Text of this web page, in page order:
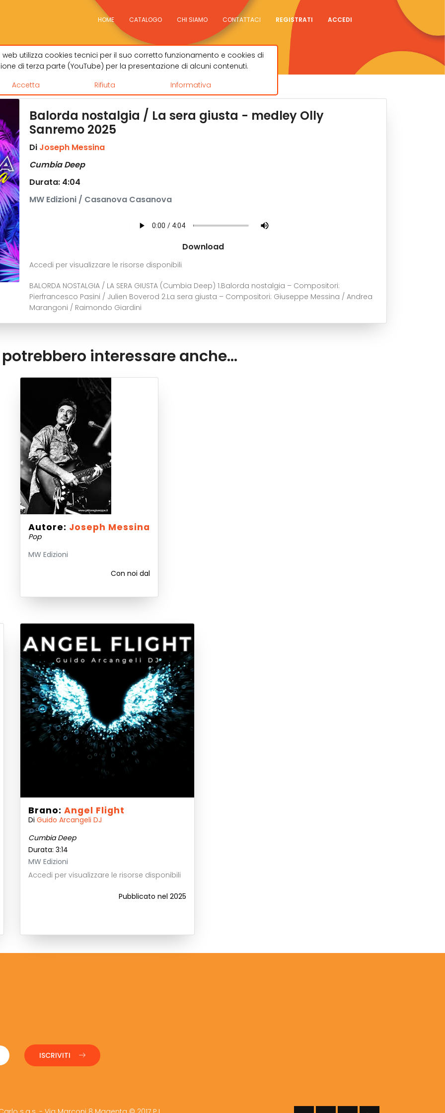
HOME CATALOGO CHI SIAMO CONTATTACI REGISTRATI ACCEDI
utilizza cookies tecnici per il suo corretto funzionamento e cookies di
di terza parte (YouTube) per la presentazione di alcuni contenuti.
Accetta
Rifiuta Informativa
Balorda nostalgia / La sera giusta - medley Olly
Sanremo 2025
Di Joseph Messina
Cumbia Deep
Durata: 4:04
MW Edizioni / Casanova Casanova
Download
Accedi per visualizzare le risorse disponibili
BALORDA NOSTALGIA / LA SERA GIUSTA (Cumbia Deep) 1.Balorda nostalgia – Compositori:
Pierfrancesco Pasini / Julien Boverod 2.La sera giusta – Compositori: Giuseppe Messina / Andrea
Marangoni / Raimondo Giardini
interessare anche...
Autore: Joseph Messina
Pop
MW Edizioni
Con noi dal
Brano: Angel Flight
Di Guido Arcangeli DJ
Cumbia Deep
Durata: 3:14
MW Edizioni
Accedi per visualizzare le risorse disponibili
Pubblicato nel 2025
ISCRIVITI